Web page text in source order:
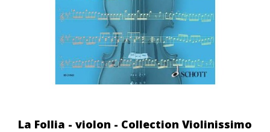
La Follia - violon - Collection Violinissimo